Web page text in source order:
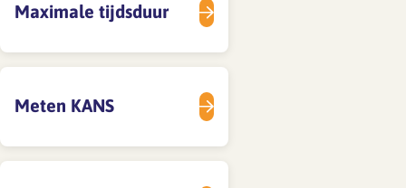
Maximale tijdsduur
Meten KANS